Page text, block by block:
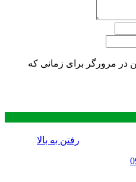
در مرورگر برای زمانی که
رفتن به بالا